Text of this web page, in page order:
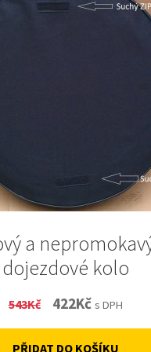
a
dojezdové kolo
543Kč
Original
price
422KčCurrent
price
s DPH
PŘIDAT DO KOŠÍKU